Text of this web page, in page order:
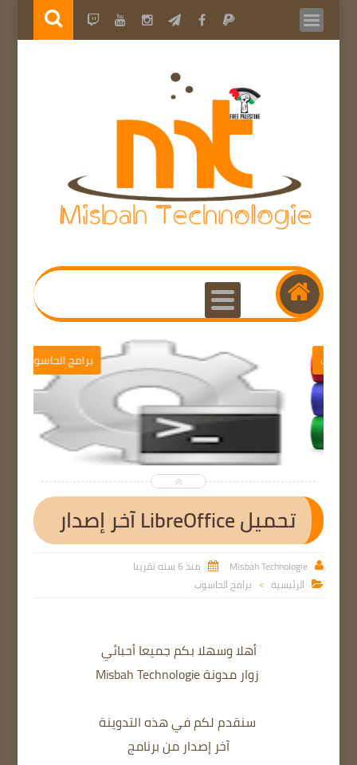
برامج الحاسوب
تحميل LibreOffice آخر إصدار

Misbah Technologie
 منذ 6 سنه تقريبا
 الرئيسية > برامج الحاسوب
أهلا وسهلا بكم جميعا أحبائي
زوار مدونة Misbah Technologie
سنقدم لكم في هذه التدوينة
آخر إصدار من برنامج